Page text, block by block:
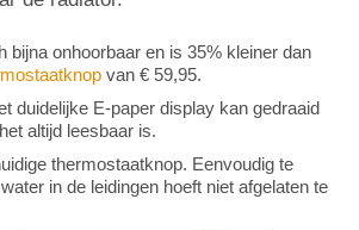
bijna onhoorbaar en is 35% kleiner dan
van € 59,95.
duidelijke E-paper display kan gedraaid
altijd leesbaar is.
thermostaatknop. Eenvoudig te
in de leidingen hoeft niet afgelaten te